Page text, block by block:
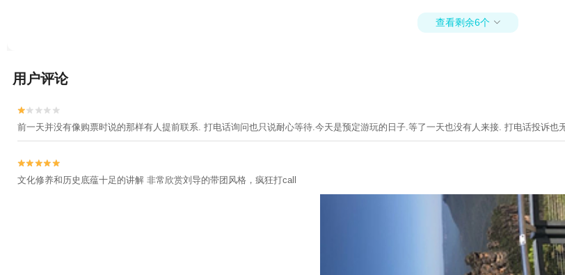
查看剩余6个 
用户评论


前一天并没有像购票时说的那样有人提前联系. 打电话询问也只说耐心等待.今天是预定游玩的日子.等了一天也没有人来接. 打电话投诉


文化修养和历史底蕴十足的讲解 非常欣赏刘导的带团风格，疯狂打call